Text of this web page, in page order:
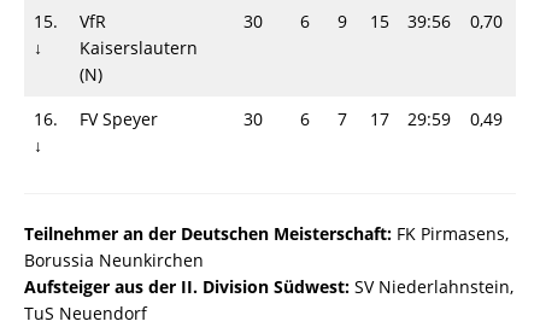
15.
↓
VfR
Kaiserslautern
(N)
30 6 9 15 39:56 0,70
16.
↓
FV Speyer 30 6 7 17 29:59 0,49
Teilnehmer an der Deutschen Meisterschaft: FK Pirmasens,
Borussia Neunkirchen
Aufsteiger aus der II. Division Südwest: SV Niederlahnstein,
TuS Neuendorf